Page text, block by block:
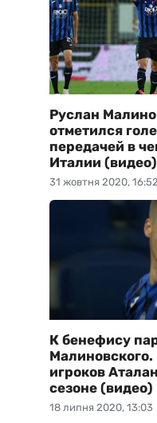
31 жовтня 2020, 16:52
Руслан
отметился
передачей в
Италии (видео)
18 липня 2020, 13:03
К бенефису
игроков
сезоне (видео)